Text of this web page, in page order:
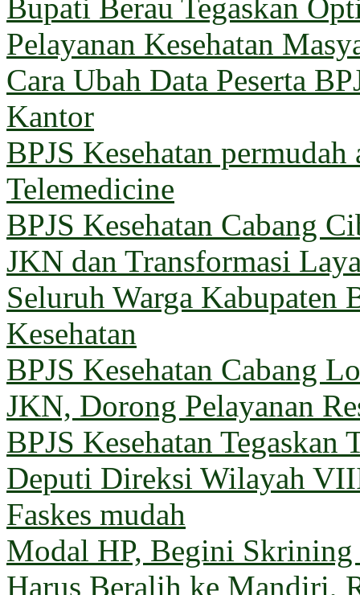
Bupati Berau Tegaskan
Pelayanan Kesehatan
Cara Ubah Data Peserta
Kantor
BPJS Kesehatan
Telemedicine
BPJS Kesehatan Cabang
JKN dan Transformasi
Seluruh Warga Kabupaten
Kesehatan
BPJS Kesehatan Cabang
JKN, Dorong Pelayanan
BPJS Kesehatan Tegaskan
Deputi Direksi Wilayah
Faskes mudah
Modal HP, Begini Skrining
Harus Beralih ke Mandiri,